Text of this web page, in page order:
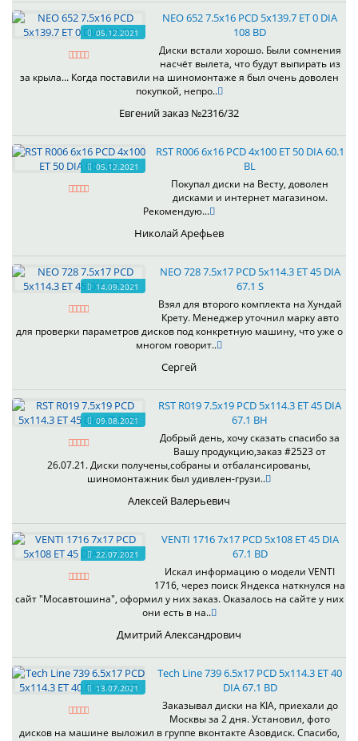
05.12.2021
NEO 652 7.5x16 PCD 5x139.7 ET 0 DIA
108 BD
Диски встали хорошо. Были сомнения
насчёт вылета, что будут выпирать из
за крыла... Когда поставили на шиномонтаже я был очень доволен
покупкой, непро..
Евгений заказ №2316/32
05.12.2021
RST R006 6x16 PCD 4x100 ET 50 DIA 60.1
BL
Покупал диски на Весту, доволен
дисками и интернет магазином.
Рекомендую...
Николай Арефьев
14.09.2021
NEO 728 7.5x17 PCD 5x114.3 ET 45 DIA
67.1 S
Взял для второго комплекта на Хундай
Крету. Менеджер уточнил марку авто
для проверки параметров дисков под конкретную машину, что уже о
многом говорит..
Сергей
09.08.2021
RST R019 7.5x19 PCD 5x114.3 ET 45 DIA
67.1 BH
Добрый день, хочу сказать спасибо за
Вашу продукцию,заказ #2523 от
26.07.21. Диски получены,собраны и отбалансированы,
шиномонтажник был удивлен-грузи..
Алексей Валерьевич
22.07.2021
VENTI 1716 7x17 PCD 5x108 ET 45 DIA
67.1 BD
Искал информацию о модели VENTI
1716, через поиск Яндекса наткнулся на
сайт "Мосавтошина", оформил у них заказ. Оказалось на сайте у них
они есть в на..
Дмитрий Александрович
13.07.2021
Tech Line 739 6.5x17 PCD 5x114.3 ET 40
DIA 67.1 BD
Заказывал диски на KIA, приехали до
Москвы за 2 дня. Установил, фото
дисков на машине выложил в группе вконтакте Азовдиск. Спасибо,